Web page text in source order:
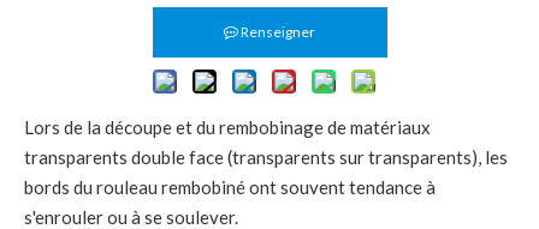
Renseigner
Lors de la découpe et du rembobinage de matériaux
transparents double face (transparents sur transparents), les
bords du rouleau rembobiné ont souvent tendance à
s'enrouler ou à se soulever.